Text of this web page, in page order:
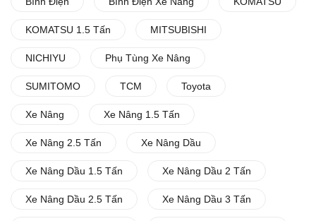
KOMATSU 1.5 Tấn MITSUBISHI
NICHIYU Phụ Tùng Xe Nâng
SUMITOMO TCM Toyota
Xe Nâng Xe Nâng 1.5 Tấn
Xe Nâng 2.5 Tấn Xe Nâng Dầu
Xe Nâng Dầu 1.5 Tấn Xe Nâng Dầu 2 Tấn
Xe Nâng Dầu 2.5 Tấn Xe Nâng Dầu 3 Tấn